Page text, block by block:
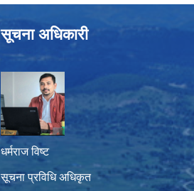
सूचना अधिकारी
धर्मराज विष्ट
सूचना प्रविधि अधिकृत